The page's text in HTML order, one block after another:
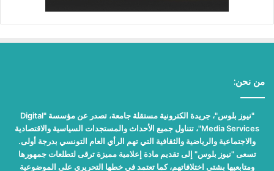
من نحن:
"نيوز بلوس"، جريدة الكترونية مستقلة جامعة، تصدر عن مؤسسة "Digital
Media Services"، تتناول جميع الأحداث والمستجدات السياسية والاقتصادية
والاجتماعية والرياضية والثقافية التي تهم الرأي العام التونسي بدرجة أولى.
تسعى "نيوز بلوس" إلى تقديم مادة إعلامية مميزة ترقى لتطلعات جمهورها
ومتابعيها بشتى اختلافاتهم، كما تعتمد في خطها التحريري على الموضوعية